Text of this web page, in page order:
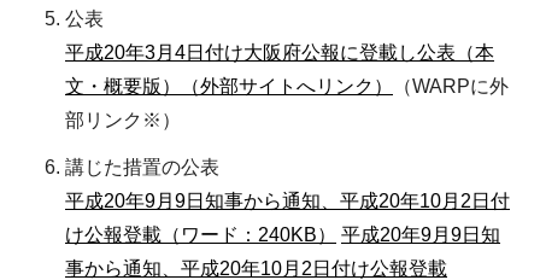
公表
平成20年3月4日付け大阪府公報に登載し公表（本
文・概要版）（外部サイトへリンク）
（WARPに外
部リンク※）
講じた措置の公表
平成20年9月9日知事から通知、平成20年10月2日付
け公報登載（ワード：240KB）
平成20年9月9日知
事から通知、平成20年10月2日付け公報登載